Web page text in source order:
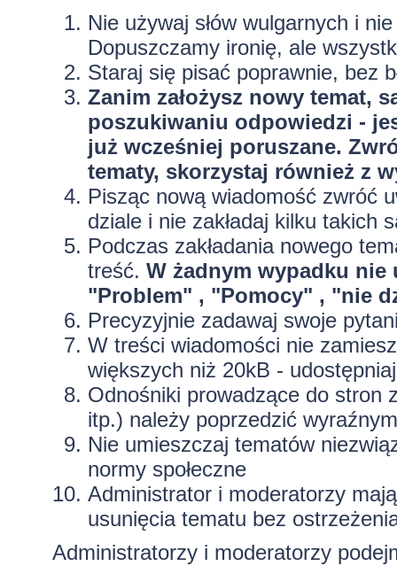
Nie używaj słów wulgarnych i
Dopuszczamy ironię, ale
Staraj się pisać poprawnie, bez
Zanim założysz nowy temat,
poszukiwaniu odpowiedzi -
już wcześniej poruszane.
tematy, skorzystaj również z
Pisząc nową wiadomość zwróć
dziale i nie zakładaj kilku takich
Podczas zakładania nowego
treść. W żadnym wypadku
"Problem" , "Pomocy" , "nie
Precyzyjniezadawaj swoje
W treści wiadomości nie
większych niż 20kB -
Odnośniki prowadzące do stron
itp.) należy poprzedzić
Nie umieszczaj tematów
normy społeczne
Administrator i moderatorzy
usunięcia tematu bez
Administratorzy i moderatorzy